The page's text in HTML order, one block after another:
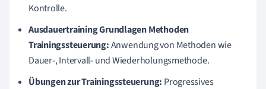
Kontrolle.
Ausdauertraining Grundlagen Methoden
Trainingssteuerung:Anwendung von Methoden wie
Dauer-, Intervall- und Wiederholungsmethode.
Übungen zur Trainingssteuerung: Progressives